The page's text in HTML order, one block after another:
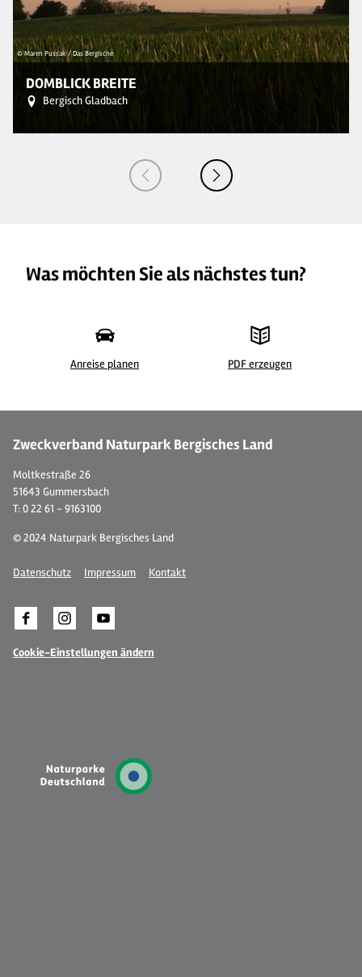
© Maren Pussak / Das Bergische
DOMBLICK BREITE
Bergisch Gladbach
Was möchten Sie als nächstes tun?
Anreise planen PDF erzeugen
Zweckverband Naturpark Bergisches Land
Moltkestraße 26
51643 Gummersbach
T: 0 22 61 - 9163100
© 2024 Naturpark Bergisches Land
Datenschutz Impressum Kontakt
Cookie-Einstellungen ändern